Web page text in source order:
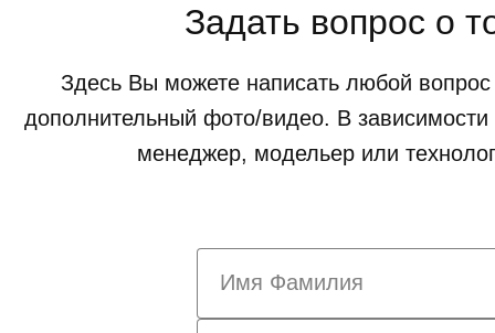
Задать вопрос о
Здесь Вы можете написать любой вопрос
дополнительный фото/видео. В зависимости
менеджер, модельер или